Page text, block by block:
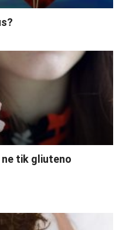
tik gliuteno